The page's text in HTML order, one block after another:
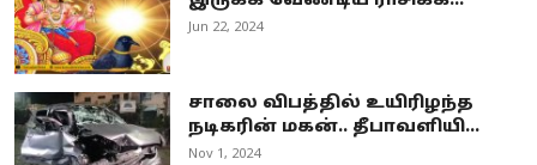
Jun 22, 2024
சாலை விபத்தில் உயிரிழந்த
நடிகரின் மகன்.. தீபாவளியி...
Nov 1, 2024